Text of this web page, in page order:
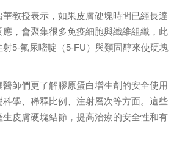
教授表示，如果皮膚硬塊時間已經長達
，會聚集很多免疫細胞與纖維組織，此
5-氟尿嘧啶（5-FU）與類固醇來使硬塊
師們更了解膠原蛋白增生劑的安全使用
學、稀釋比例、注射層次等方面。這些
皮膚硬塊結節，提高治療的安全性和有